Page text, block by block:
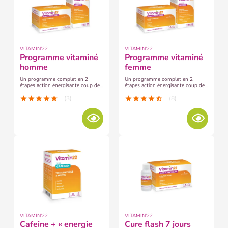
programme vitaminé
homme
VITAMIN'22
Un programme complet en 2
étapes action énergisante coup de
fatigue adapté aux besoins
starstarstarstarstar (3)
programme vitaminé
femme
VITAMIN'22
Un programme complet en 2
étapes action énergisante coup de
fatigue adapté aux besoins
starstarstarstarstar_half (8)
cafeine + « energie
VITAMIN'22
cure flash 7 jours
VITAMIN'22